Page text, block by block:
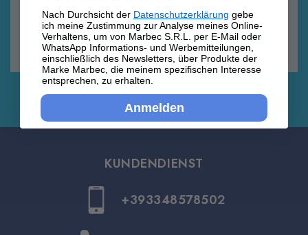
Anmelden
KUNDENDIENST
+393348578502
Nach Durchsicht der Datenschutzerklärung gebe
ich meine Zustimmung zur Analyse meines Online-
Verhaltens, um von Marbec S.R.L. per E-Mail oder
WhatsApp Informations- und Werbemitteilungen,
einschließlich des Newsletters, über Produkte der
Marke Marbec, die meinem spezifischen Interesse
entsprechen, zu erhalten.
Anmelden